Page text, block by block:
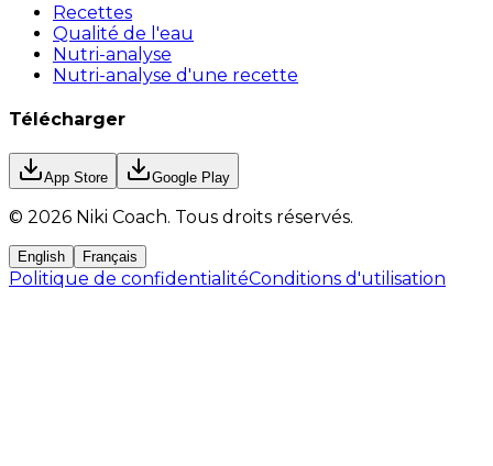
Recettes
Qualité de l'eau
Nutri-analyse
Nutri-analyse d'une recette
Télécharger
App Store Google Play
© 2026 Niki Coach. Tous droits réservés.
English Français
Politique de confidentialitéConditions d'utilisation